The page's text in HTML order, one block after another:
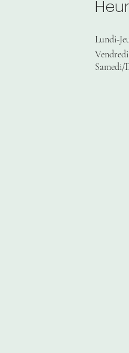
Lundi-
Vendredi
Samedi/